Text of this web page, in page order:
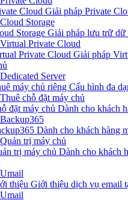
Cloud Giải pháp Private
Storage Giải pháp lưu trữ dữ
Private Cloud Giải pháp
máy chủ riêng Cấu hình đa
đặt máy chủ Dành cho khách
Dành cho khách hàng
trị máy chủ Dành cho khách
thiệu Giới thiệu dịch vụ email